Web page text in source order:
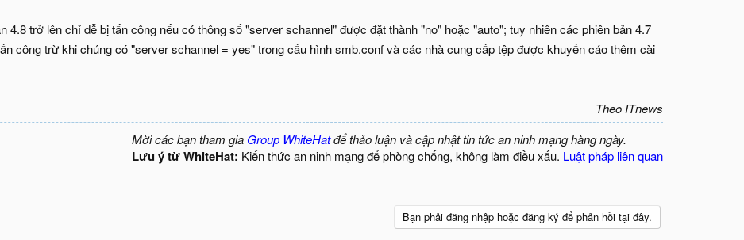
4.8 trở lên chỉ dễ bị tấn công nếu có thông số "server schannel" được đặt thành "no" hoặc "auto"; tuy nhiên các phiên bản 4.7
công trừ khi chúng có "server schannel = yes" trong cấu hình smb.conf và các nhà cung cấp tệp được khuyến cáo thêm cài
Theo ITnews
Mời các bạn tham gia Group WhiteHatđể thảo luận và cập nhật tin tức an ninh mạng hàng ngày.
Lưu ý từ WhiteHat: Kiến thức an ninh mạng để phòng chống, không làm điều xấu. Luật pháp liên quan
Bạn phải đăng nhập hoặc đăng ký để phản hồi tại đây.